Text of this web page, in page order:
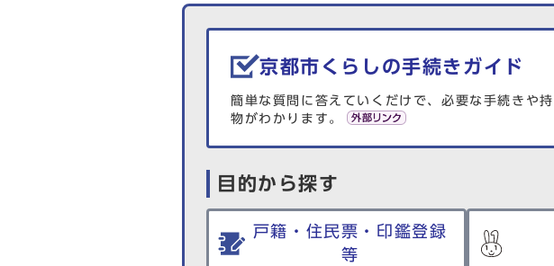
生活情報を探す
京都市くらしの手続きガイド
簡単な質問に答えていくだけで、必要な手続きや持
物がわかります。
目的から探す
戸籍・住民票・印鑑登録
等